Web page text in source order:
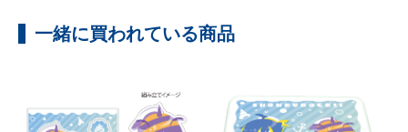
一緒に買われている商品